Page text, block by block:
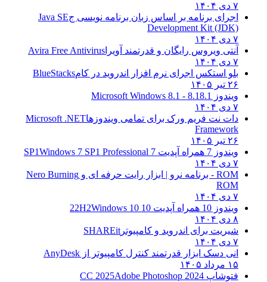
اجرای برنامه بر اساس زبان برنامه نویسی جJava SE
Development Kit (JDK)
آنتی ویروس رایگان و قدرتمند آویراAvira Free Antivirus
بلو استکس اجرای نرم افزار اندروید در کام BlueStacks
ویندوز 8.1 8.1 - Microsoft Windows 8.1
دات نت فریم ورک برای تمامی ویندوزهاMicrosoft .NET
Framework
ویندوز 7 همراه آپدیت 7 SP1
Windows 7 SP1 Professional
ROM - برنامه نرو | ابزار رایت حرفه ای و
Nero Burning
ویندوز 10 همراه آپدیت 10 22H2
Windows 10
شیریت برای اندروید و کامپیوترSHAREit
انی دسک ابزار قدرتمند کنترل کامپیوتر ازAnyDesk
فتوشاپ CC 2025Adobe Photoshop 2024